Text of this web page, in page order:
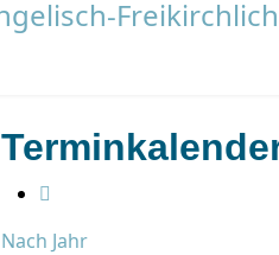
Nach Jahr